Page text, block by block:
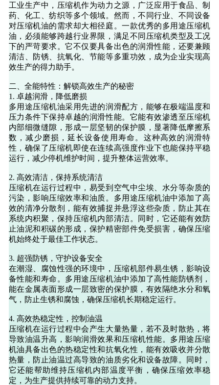
工业生产中，压缩机作为动力之源，广泛应用于食品、制
药、化工、纺织等多个领域。然而，不同行业、不同设备
对压缩机油的需求却大相径庭。一款优秀的多用途压缩机
油，必须能够跨越行业界限，满足不同压缩机类型及工况
下的严苛要求。它不仅要具备出色的润滑性能，还要兼顾
清洁、防锈、抗氧化、节能等多重功效，成为企业实现高
效生产的得力助手。
二、全能特性：解锁高效生产的秘密
1. 卓越润滑，降低磨损
多用途压缩机油采用先进的润滑配方，能够在极端温度和
压力条件下保持卓越的润滑性能。它能有效渗透至压缩机
内部细微缝隙，形成一层坚韧的保护膜，显著降低摩擦系
数，减少磨损，延长设备使用寿命。这种高效的润滑特
性，确保了压缩机即使在连续高强度作业下也能保持平稳
运行，减少停机维护时间，提升整体运营效率。
2. 高效清洁，保持系统清洁
压缩机在运行过程中，易受到空气中尘埃、水分等杂质的
污染，影响压缩效率和油质。多用途压缩机油中添加了高
效的清净分散剂，能有效捕捉并悬浮这些杂质，防止其在
系统内积聚，保持压缩机内部清洁。同时，它还能有效防
止油泥和积碳的形成，保护精密部件免受损害，确保压缩
机始终处于最佳工作状态。
3. 超强防锈，守护设备安全
在潮湿、腐蚀性强的环境中，压缩机部件易生锈，影响设
备性能和寿命。多用途压缩机油中添加了高性能防锈剂，
能在金属表面形成一层致密的保护膜，有效隔绝水分和氧
气，防止生锈和腐蚀，确保压缩机长期稳定运行。
4. 高效热稳定性，控制油温
压缩机在运行过程中会产生大量热量，若不及时散热，将
导致油温升高，影响润滑效果和压缩机性能。多用途压缩
机油具备出色的热稳定性和抗氧化性，能有效吸收并分散
热量，防止油温过高导致的油质劣化和设备故障。同时，
它还能帮助维持压缩机内部温度平衡，确保压缩效率稳
定，为生产提供持续可靠的动力支持。